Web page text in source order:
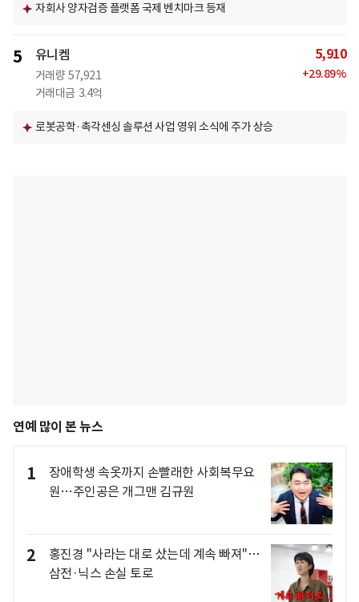
자회사 양자검증 플랫폼 국제 벤치마크 등재
5 유니켐
거래량 57,921
거래대금 3.4억
5,910
+29.89%
로봇공학·촉각센싱 솔루션 사업 영위 소식에 주가 상승
연예 많이 본 뉴스
1
장애학생 속옷까지 손빨래한 사회복무요
원…주인공은 개그맨 김규원
2
홍진경 "사라는 대로 샀는데 계속 빠져"…
삼전·닉스 손실 토로